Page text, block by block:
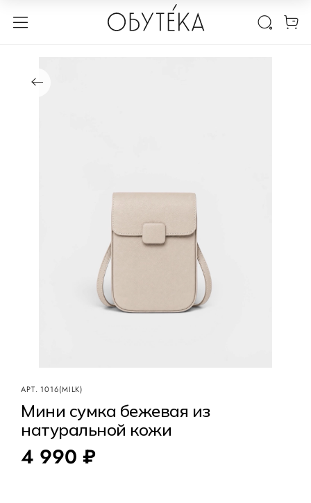
АРТ. 1016(MILK)
Мини сумка бежевая из
натуральной кожи
4 990 ₽